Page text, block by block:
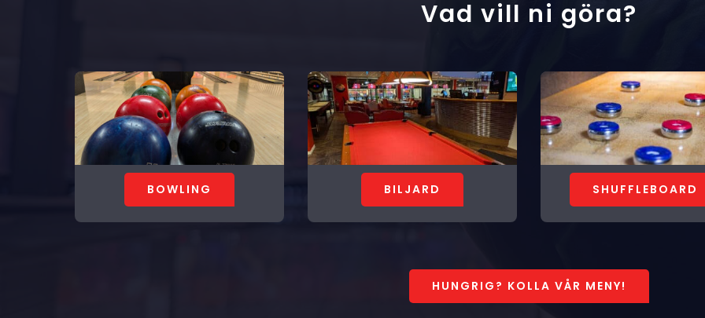
Vad vill ni göra?
BOWLING BILJARD SHUFFLEBOARD
HUNGRIG? KOLLA VÅR MENY!